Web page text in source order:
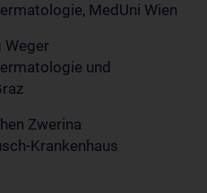
MedUni Wien
Weger
und
Zwerina
Krankenhaus